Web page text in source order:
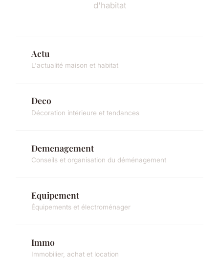
d'habitat
Actu
L'actualité maison et habitat
Deco
Décoration intérieure et tendances
Demenagement
Conseils et organisation du déménagement
Equipement
Équipements et électroménager
Immo
Immobilier, achat et location